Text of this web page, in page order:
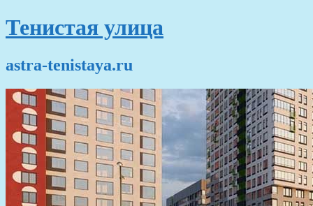
Тенистая улица
astra-tenistaya.ru